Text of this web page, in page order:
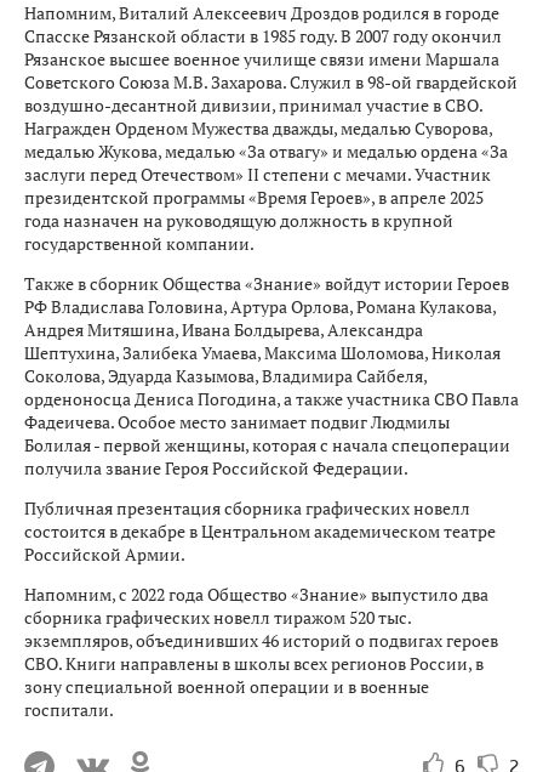
Напомним, Виталий Алексеевич Дроздов родился в городе
Спасске Рязанской области в 1985 году. В 2007 году окончил
Рязанское высшее военное училище связи имени Маршала
Советского Союза М.В. Захарова. Служил в 98-ой гвардейской
воздушно-десантной дивизии, принимал участие в СВО.
Награжден Орденом Мужества дважды, медалью Суворова,
медалью Жукова, медалью «За отвагу» и медалью ордена «За
заслуги перед Отечеством» II степени с мечами. Участник
президентской программы «Время Героев», в апреле 2025
года назначен на руководящую должность в крупной
государственной компании.
Также в сборник Общества «Знание» войдут истории Героев
РФ Владислава Головина, Артура Орлова, Романа Кулакова,
Андрея Митяшина, Ивана Болдырева, Александра
Шептухина, Залибека Умаева, Максима Шоломова, Николая
Соколова, Эдуарда Казымова, Владимира Сайбеля,
орденоносца Дениса Погодина, а также участника СВО Павла
Фадеичева. Особое место занимает подвиг Людмилы
Болилая - первой женщины, которая с начала спецоперации
получила звание Героя Российской Федерации.
Публичная презентация сборника графических новелл
состоится в декабре в Центральном академическом театре
Российской Армии.
Напомним, с 2022 года Общество «Знание» выпустило два
сборника графических новелл тиражом 520 тыс.
экземпляров, объединивших 46 историй о подвигах героев
СВО. Книги направлены в школы всех регионов России, в
зону специальной военной операции и в военные
госпитали.
6 2